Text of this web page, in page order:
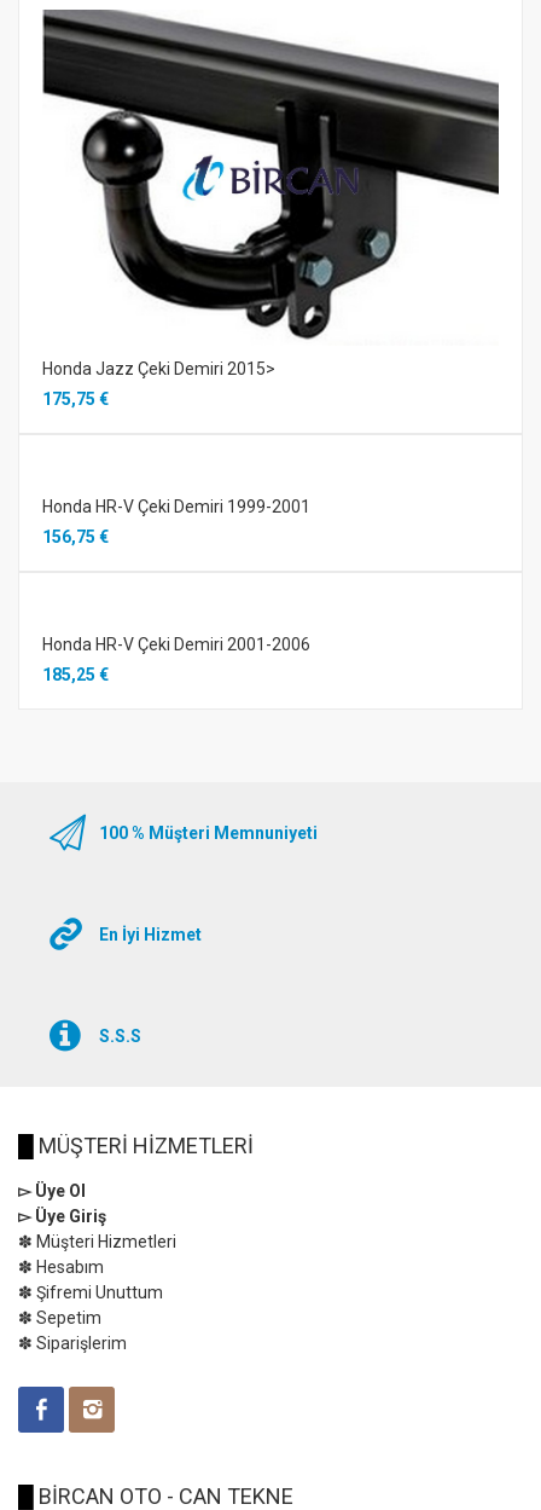
Honda Jazz Çeki Demiri 2015>
175,75 €
Honda HR-V Çeki Demiri 1999-2001
156,75 €
Honda HR-V Çeki Demiri 2001-2006
185,25 €
100 % Müşteri Memnuniyeti
En İyi Hizmet
S.S.S
MÜŞTERİ HİZMETLERİ
▻ Üye Ol
▻ Üye Giriş
✽ Müşteri Hizmetleri
✽ Hesabım
✽ Şifremi Unuttum
✽ Sepetim
✽ Siparişlerim
BİRCAN OTO - CAN TEKNE